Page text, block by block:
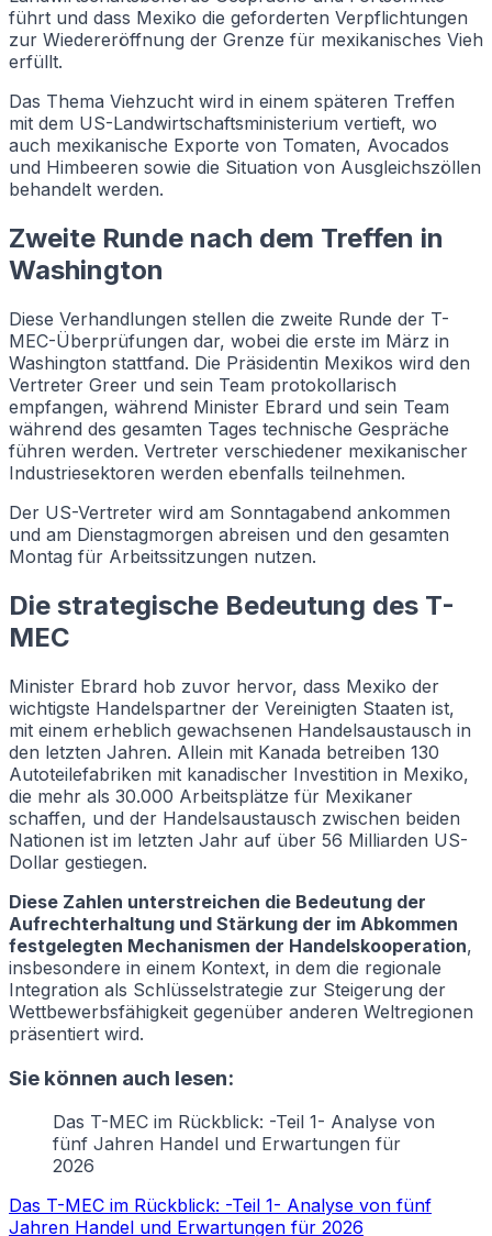
führt und dass Mexiko die geforderten Verpflichtungen
zur Wiedereröffnung der Grenze für mexikanisches Vieh
erfüllt.
Das Thema Viehzucht wird in einem späteren Treffen
mit dem US-Landwirtschaftsministerium vertieft, wo
auch mexikanische Exporte von Tomaten, Avocados
und Himbeeren sowie die Situation von Ausgleichszöllen
behandelt werden.
Zweite Runde nach dem Treffen in
Washington
Diese Verhandlungen stellen die zweite Runde der T-
MEC-Überprüfungen dar, wobei die erste im März in
Washington stattfand. Die Präsidentin Mexikos wird den
Vertreter Greer und sein Team protokollarisch
empfangen, während Minister Ebrard und sein Team
während des gesamten Tages technische Gespräche
führen werden. Vertreter verschiedener mexikanischer
Industriesektoren werden ebenfalls teilnehmen.
Der US-Vertreter wird am Sonntagabend ankommen
und am Dienstagmorgen abreisen und den gesamten
Montag für Arbeitssitzungen nutzen.
Die strategische Bedeutung des T-
MEC
Minister Ebrard hob zuvor hervor, dass Mexiko der
wichtigste Handelspartner der Vereinigten Staaten ist,
mit einem erheblich gewachsenen Handelsaustausch in
den letzten Jahren. Allein mit Kanada betreiben 130
Autoteilefabriken mit kanadischer Investition in Mexiko,
die mehr als 30.000 Arbeitsplätze für Mexikaner
schaffen, und der Handelsaustausch zwischen beiden
Nationen ist im letzten Jahr auf über 56 Milliarden US-
Dollar gestiegen.
Diese Zahlen unterstreichen die Bedeutung der
Aufrechterhaltung und Stärkung der im Abkommen
festgelegten Mechanismen der Handelskooperation,
insbesondere in einem Kontext, in dem die regionale
Integration als Schlüsselstrategie zur Steigerung der
Wettbewerbsfähigkeit gegenüber anderen Weltregionen
präsentiert wird.
Sie können auch lesen:
Das T-MEC im Rückblick: -Teil 1- Analyse von
fünf Jahren Handel und Erwartungen für
2026
Das T-MEC im Rückblick: -Teil 1- Analyse von fünf
Jahren Handel und Erwartungen für 2026